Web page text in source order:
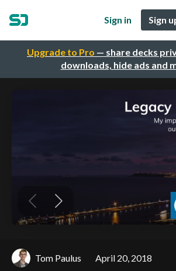
Upgrade to Pro — share decks
downloads, hide ads and
Sign in Sign
Tom Paulus April 20, 2018